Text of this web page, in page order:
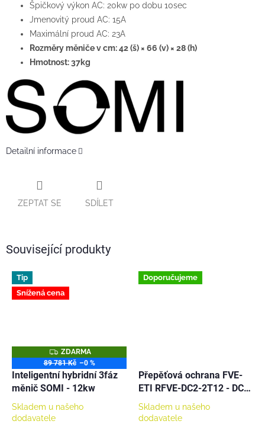
Špičkový výkon AC: 20kw po dobu 10sec
Jmenovitý proud AC: 15A
Maximální proud AC: 23A
Rozměry měniče v cm: 42 (š) × 66 (v) × 28 (h)
Hmotnost: 37kg
Detailní informace
ZEPTAT SE SDÍLET
Související produkty
Tip
Snížená cena
Z
D
A
R
M
A
ZDARMA
89 781 Kč –0 %
Inteligentní hybridní 3fáz
měnič SOMI - 12kw
Skladem u našeho
dodavatele
Doporučujeme
Přepěťová ochrana FVE-
ETI RFVE-DC2-2T12 - DC
pro 2 stringy - kompletní -
001105402
Skladem u našeho
dodavatele